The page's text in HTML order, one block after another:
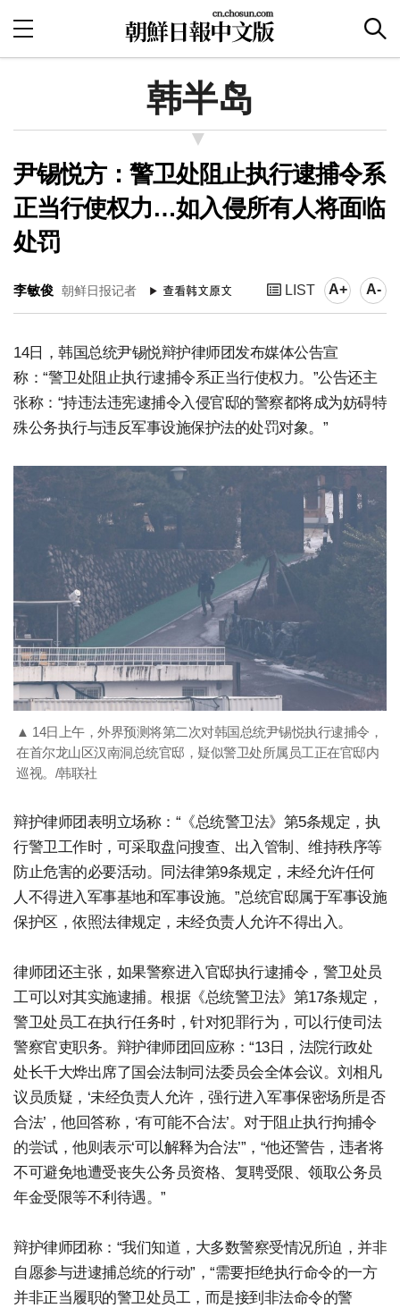
韩半岛
尹锡悦方：警卫处阻止执行逮捕令系
正当行使权力…如入侵所有人将面临
处罚
李敏俊 朝鲜日报记者 LIST A+ A-
14日，韩国总统尹锡悦辩护律师团发布媒体公告宣
称：“警卫处阻止执行逮捕令系正当行使权力。”公告还主
张称：“持违法违宪逮捕令入侵官邸的警察都将成为妨碍特
殊公务执行与违反军事设施保护法的处罚对象。”
▲ 14日上午，外界预测将第二次对韩国总统尹锡悦执行逮捕令，
在首尔龙山区汉南洞总统官邸，疑似警卫处所属员工正在官邸内
巡视。/韩联社
辩护律师团表明立场称：“《总统警卫法》第5条规定，执
行警卫工作时，可采取盘问搜查、出入管制、维持秩序等
防止危害的必要活动。同法律第9条规定，未经允许任何
人不得进入军事基地和军事设施。”总统官邸属于军事设施
保护区，依照法律规定，未经负责人允许不得出入。
律师团还主张，如果警察进入官邸执行逮捕令，警卫处员
工可以对其实施逮捕。根据《总统警卫法》第17条规定，
警卫处员工在执行任务时，针对犯罪行为，可以行使司法
警察官吏职务。辩护律师团回应称：“13日，法院行政处
处长千大烨出席了国会法制司法委员会全体会议。刘相凡
议员质疑，‘未经负责人允许，强行进入军事保密场所是否
合法’，他回答称，‘有可能不合法’。对于阻止执行拘捕令
的尝试，他则表示‘可以解释为合法’”，“他还警告，违者将
不可避免地遭受丧失公务员资格、复聘受限、领取公务员
年金受限等不利待遇。”
辩护律师团称：“我们知道，大多数警察受情况所迫，并非
自愿参与进逮捕总统的行动”，“需要拒绝执行命令的一方
并非正当履职的警卫处员工，而是接到非法命令的警